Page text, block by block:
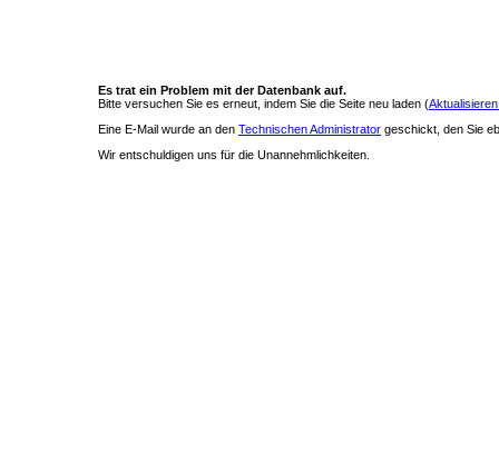
Es trat ein Problem mit der Datenbank auf.
Bitte versuchen Sie es erneut, indem Sie die Seite neu laden (
Eine E-Mail wurde an den Technischen Administrator geschickt, den Sie
Wir entschuldigen uns für die Unannehmlichkeiten.